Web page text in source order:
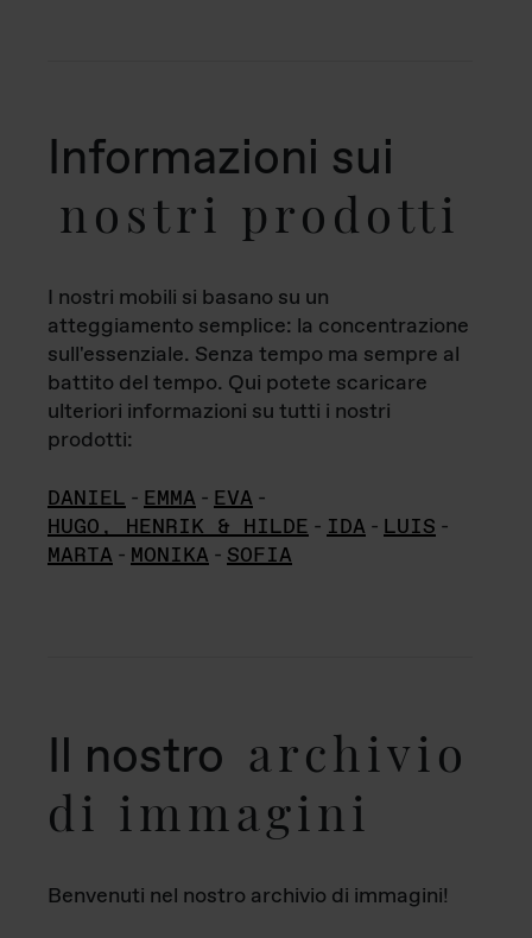
Informazioni sui
nostri prodotti
I nostri mobili si basano su un
atteggiamento semplice: la concentrazione
sull'essenziale. Senza tempo ma sempre al
battito del tempo. Qui potete scaricare
ulteriori informazioni su tutti i nostri
prodotti:
DANIEL - EMMA - EVA -
HUGO, HENRIK & HILDE - IDA - LUIS -
MARTA - MONIKA - SOFIA
Il nostro archivio
di immagini
Benvenuti nel nostro archivio di immagini!